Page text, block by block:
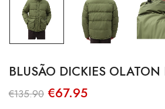
BLUSÃO DICKIES OLATON
€135.90 O
preço
€67.95Opreço